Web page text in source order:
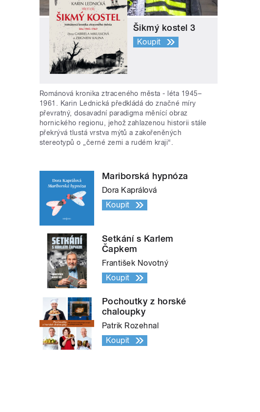
Šikmý kostel 3
Koupit
Románová kronika ztraceného města - léta 1945–
1961. Karin Lednická předkládá do značné míry
převratný, dosavadní paradigma měnící obraz
hornického regionu, jehož zahlazenou historii stále
překrývá tlustá vrstva mýtů a zakořeněných
stereotypů o „černé zemi a rudém kraji“.
Mariborská hypnóza
Dora Kaprálová
Koupit
Setkání s Karlem
Čapkem
František Novotný
Koupit
Pochoutky z horské
chaloupky
Patrik Rozehnal
Koupit